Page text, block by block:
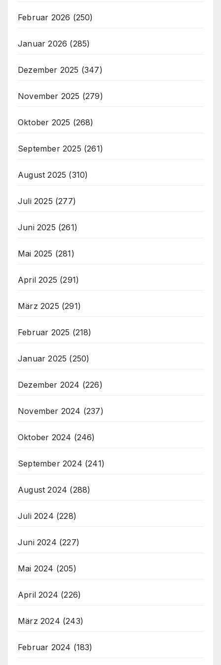
Februar 2026 (250)
Januar 2026 (285)
Dezember 2025 (347)
November 2025 (279)
Oktober 2025 (268)
September 2025 (261)
August 2025 (310)
Juli 2025 (277)
Juni 2025 (261)
Mai 2025 (281)
April 2025 (291)
März 2025 (291)
Februar 2025 (218)
Januar 2025 (250)
Dezember 2024 (226)
November 2024 (237)
Oktober 2024 (246)
September 2024 (241)
August 2024 (288)
Juli 2024 (228)
Juni 2024 (227)
Mai 2024 (205)
April 2024 (226)
März 2024 (243)
Februar 2024 (183)